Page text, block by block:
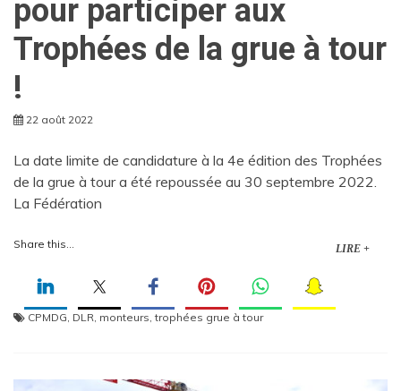
pour participer aux
Trophées de la grue à tour
!
22 août 2022
La date limite de candidature à la 4e édition des Trophées
de la grue à tour a été repoussée au 30 septembre 2022.
La Fédération
Share this... LIRE +
CPMDG DLR monteurs ,trophées grue à tour